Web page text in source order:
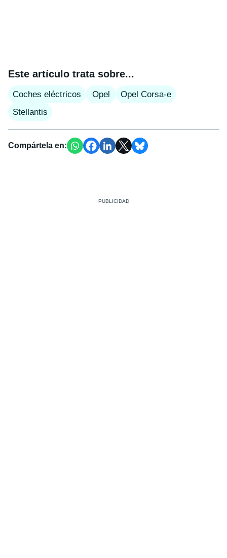
Este artículo trata sobre...
Coches eléctricos Opel
Opel Corsa-e
Stellantis
Compártela en: